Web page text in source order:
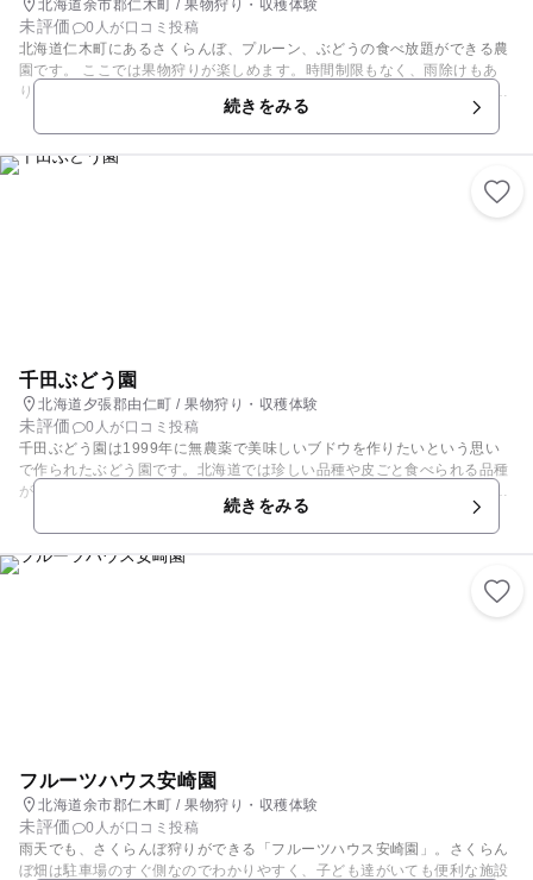
北海道余市郡仁木町 / 果物狩り・収穫体験
未評価
0人が口コミ投稿
北海道仁木町にあるさくらんぼ、プルーン、ぶどうの食べ放題ができる農
園です。 ここでは果物狩りが楽しめます。時間制限もなく、雨除けもあ
り、中学生まで無料の家族連れには嬉しい、優しい農園です。さらに、大
人入園料にバケツ一杯分の持ち帰りお土産付き！ お腹いっぱいで大満足
間違いなし！ 家族連れにはおすすめの場所です。くだもの狩りの情報は
ホームページから確認ができるのでチェックすることをお勧めします！ ペ
ット連れ、広い駐車場、車いすの方でも安心トイレなど、幅広い年齢層で
続きをみる
千田ぶどう園
北海道夕張郡由仁町 / 果物狩り・収穫体験
未評価
0人が口コミ投稿
千田ぶどう園は1999年に無農薬で美味しいブドウを作りたいという思い
で作られたぶどう園です。北海道では珍しい品種や皮ごと食べられる品種
があったり、巨峰の黒や大粒のぶどうの赤、緑のブドウなど色とりどりの
品種があり、味比べを楽しみながらぶどう狩りができます。無農薬なの
で、ハウスの中をカエルがうろうろしていることも。そんな環境で育てら
れたお子さんにも安心して食べさせることができるぶどう園で秋の味覚を
楽しんでみてはいかがでしょうか?
続きをみる
フルーツハウス安崎園
北海道余市郡仁木町 / 果物狩り・収穫体験
未評価
0人が口コミ投稿
雨天でも、さくらんぼ狩りができる「フルーツハウス安崎園」。さくらん
ぼ畑は駐車場のすぐ側なのでわかりやすく、子ども達がいても便利な施設